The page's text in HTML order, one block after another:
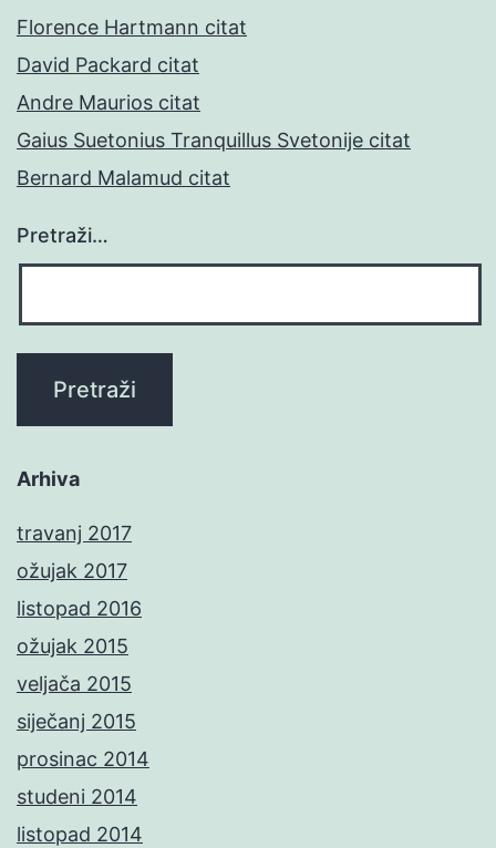
Florence Hartmann citat
David Packard citat
Andre Maurios citat
Gaius Suetonius Tranquillus Svetonije citat
Bernard Malamud citat
Pretraži…
Arhiva
travanj 2017
ožujak 2017
listopad 2016
ožujak 2015
veljača 2015
siječanj 2015
prosinac 2014
studeni 2014
listopad 2014